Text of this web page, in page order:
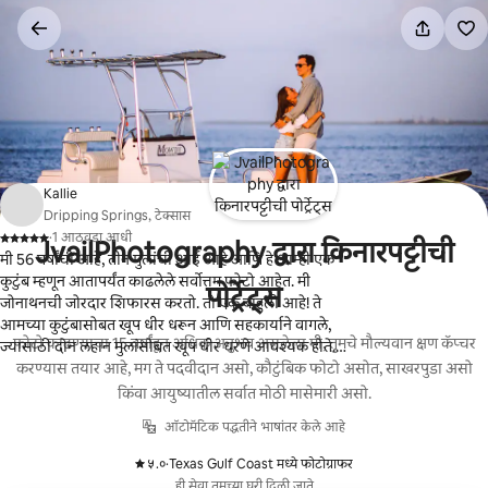
कंटेंटवर
JvailPhotography द्वारा किनारपट्टीची
पोर्ट्रेट्स
फोटो काढण्याचा 15 वर्षांहून अधिक अनुभव असलेला मी, तुमचे मौल्यवान क्षण कॅप्चर
करण्यास तयार आहे, मग ते पदवीदान असो, कौटुंबिक फोटो असोत, साखरपुडा असो
किंवा आयुष्यातील सर्वात मोठी मासेमारी असो.
ऑटोमॅटिक पद्धतीने भाषांतर केले आहे
५.०
,
·Texas Gulf Coast मध्ये फोटोग्राफर
Kallie
Dripping Springs, टेक्सास
,
·1 आठवडा आधी
मी 56 वर्षांची आहे, तीन मुलांची आई आहे आणि हे आम्ही एक
कुटुंब म्हणून आतापर्यंत काढलेले सर्वोत्तम फोटो आहेत. मी
जोनाथनची जोरदार शिफारस करतो. तो एक बाहुली आहे! ते
आमच्या कुटुंबासोबत खूप धीर धरून आणि सहकार्याने वागले,
ज्यासाठी दोन लहान मुलांसोबत खूप धीर धरणे आवश्यक होते.
जोनाथनची मी कितीही शिफारस केली तरी ती कमीच आहे. ते उत्तम
आहेत! आम्ही आमच्या फोटोंबाबत खूप आनंदी आहोत.